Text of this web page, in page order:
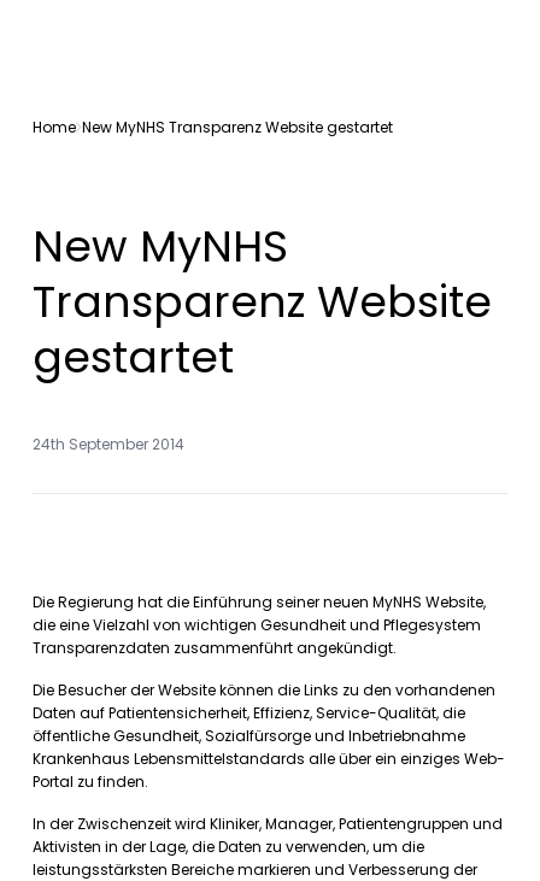
Home New MyNHS Transparenz Website gestartet
New MyNHS
Transparenz Website
gestartet
24th September 2014
Die Regierung hat die Einführung seiner neuen MyNHS Website,
die eine Vielzahl von wichtigen Gesundheit und Pflegesystem
Transparenzdaten zusammenführt angekündigt.
Die Besucher der Website können die Links zu den vorhandenen
Daten auf Patientensicherheit, Effizienz, Service-Qualität, die
öffentliche Gesundheit, Sozialfürsorge und Inbetriebnahme
Krankenhaus Lebensmittelstandards alle über ein einziges Web-
Portal zu finden.
In der Zwischenzeit wird Kliniker, Manager, Patientengruppen und
Aktivisten in der Lage, die Daten zu verwenden, um die
leistungsstärksten Bereiche markieren und Verbesserung der